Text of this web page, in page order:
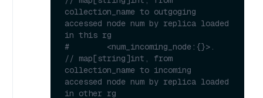
collection_name to outgoging
accessed node num by replica loaded
in this rg
#        <num_incoming_node:{}>.
// map[string]int, from
collection_name to incoming
accessed node num by replica loaded
in other rg